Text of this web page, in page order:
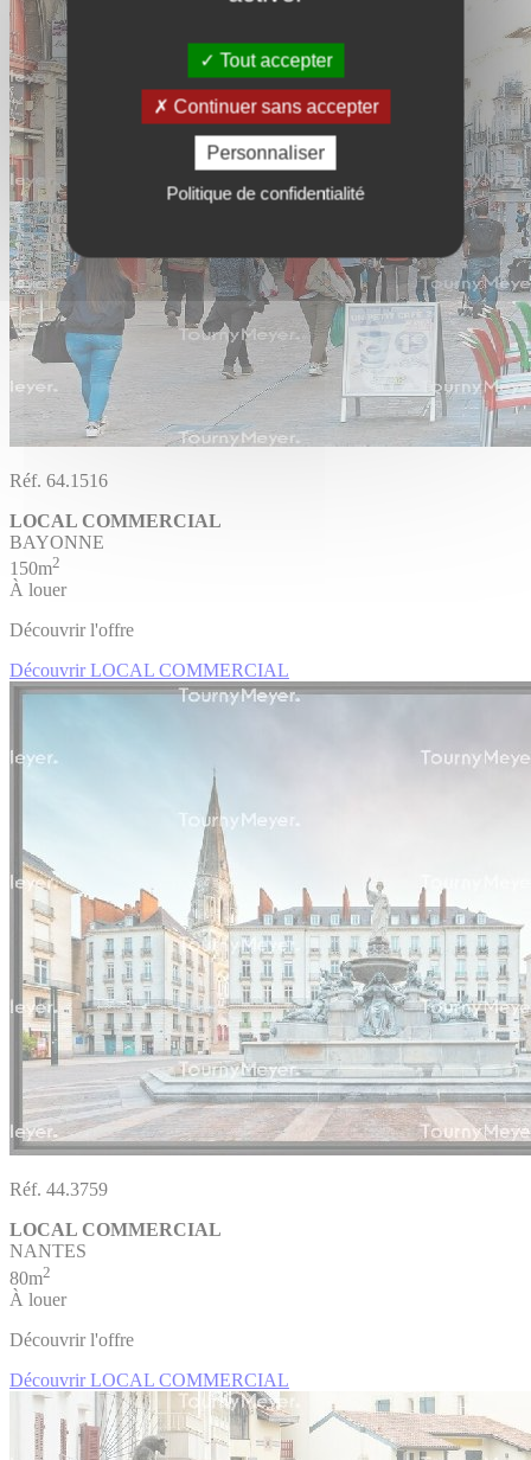
Tout accepter
Continuer sans accepter
Personnaliser
Politique de confidentialité
Réf. 64.1516
LOCAL COMMERCIAL
BAYONNE
150m2
À louer
Découvrir l'offre
Découvrir LOCAL COMMERCIAL
Réf. 44.3759
LOCAL COMMERCIAL
NANTES
80m2
À louer
Découvrir l'offre
Découvrir LOCAL COMMERCIAL